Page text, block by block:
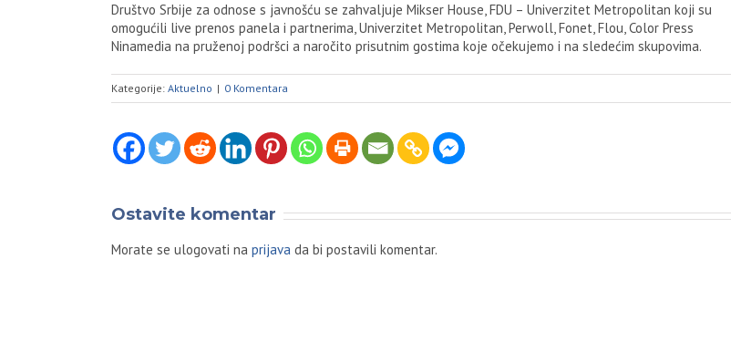
Društvo Srbije za odnose s javnošću se zahvaljuje Mikser House, FDU – Univerzitet Metropolitan koji su
omogućili live prenos panela i partnerima, Univerzitet Metropolitan, Perwoll, Fonet, Flou, Color Press
Ninamedia na pruženoj podršci a naročito prisutnim gostima koje očekujemo i na sledećim skupovima.
Kategorije: Aktuelno | 0 Komentara
Ostavite komentar
Morate se ulogovati na prijava da bi postavili komentar.